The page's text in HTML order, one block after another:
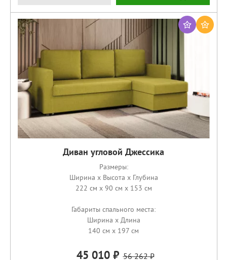
Диван угловой Джессика
Размеры:
Ширина x Высота x Глубина
222 см x 90 см x 153 см
Габариты спального места:
Ширина x Длина
140 см x 197 см
45 010 56 262